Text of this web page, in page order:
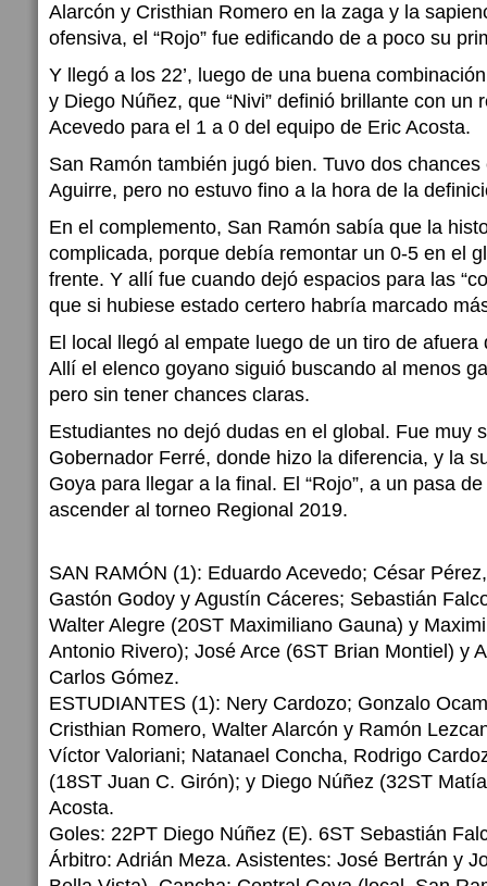
Alarcón y Cristhian Romero en la zaga y la
ofensiva, el “Rojo” fue edificando de a poco su
Y llegó a los 22’, luego de una buena
y Diego Núñez, que “Nivi” definió brillante con un
Acevedo para el 1 a 0 del equipo de Eric Acosta.
San Ramón también jugó bien. Tuvo dos
Aguirre, pero no estuvo fino a la hora de la
En el complemento, San Ramón sabía que la
complicada, porque debía remontar un 0-5 en el
frente. Y allí fue cuando dejó espacios para las
que si hubiese estado certero habría marcado
El local llegó al empate luego de un tiro de afuera
Allí el elenco goyano siguió buscando al menos
pero sin tener chances claras.
Estudiantes no dejó dudas en el global. Fue muy
Gobernador Ferré, donde hizo la diferencia, y la
Goya para llegar a la final. El “Rojo”, a un pasa
ascender al torneo Regional 2019.
SAN RAMÓN (1): Eduardo Acevedo; César
Gastón Godoy y Agustín Cáceres; Sebastián
Walter Alegre (20ST Maximiliano Gauna) y
Antonio Rivero); José Arce (6ST Brian Montiel) y
Carlos Gómez.
ESTUDIANTES (1): Nery Cardozo; Gonzalo
Cristhian Romero, Walter Alarcón y Ramón
Víctor Valoriani; Natanael Concha, Rodrigo
(18ST Juan C. Girón); y Diego Núñez (32ST
Acosta.
Goles: 22PT Diego Núñez (E). 6ST Sebastián
Árbitro: Adrián Meza. Asistentes: José Bertrán y